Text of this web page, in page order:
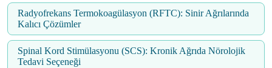
Radyofrekans Termokoagülasyon (RFTC): Sinir Ağrılarında
Kalıcı Çözümler
Spinal Kord Stimülasyonu (SCS): Kronik Ağrıda Nörolojik
Tedavi Seçeneği